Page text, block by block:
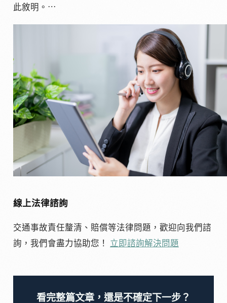
此敘明。⋯
線上法律諮詢
交通事故責任釐清、賠償等法律問題，歡迎向我們諮
詢，我們會盡力協助您！ 立即諮詢解決問題
看完整篇文章，還是不確定下一步？